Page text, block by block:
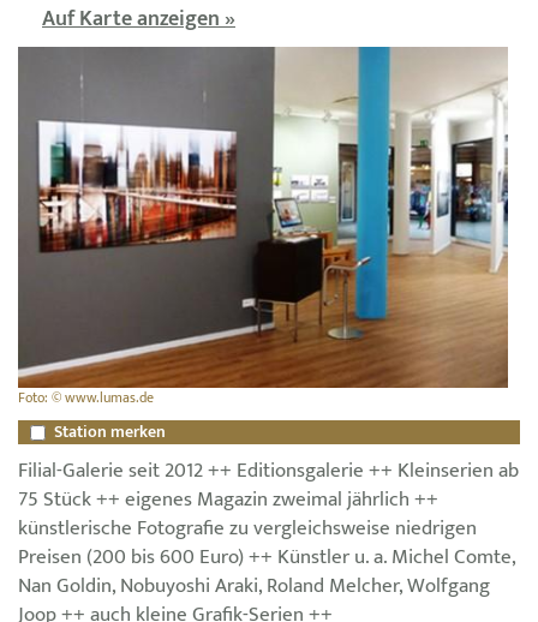
Auf Karte anzeigen »
Foto: © www.lumas.de
Station merken
Filial-Galerie seit 2012 ++ Editionsgalerie ++ Kleinserien ab
75 Stück ++ eigenes Magazin zweimal jährlich ++
künstlerische Fotografie zu vergleichsweise niedrigen
Preisen (200 bis 600 Euro) ++ Künstler u. a. Michel Comte,
Nan Goldin, Nobuyoshi Araki, Roland Melcher, Wolfgang
Joop ++ auch kleine Grafik-Serien ++